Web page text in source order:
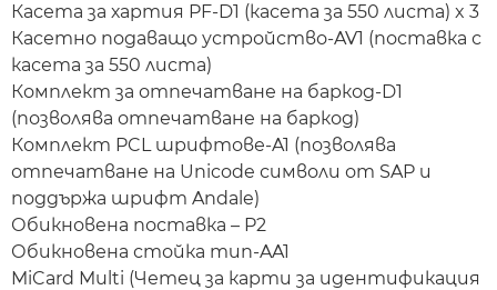
Касета за хартия PF-D1 (касета за 550 листа) x 3
Касетно подаващо устройство-AV1 (поставка с
касета за 550 листа)
Комплект за отпечатване на баркод-D1
(позволява отпечатване на баркод)
Комплект PCL шрифтове-A1 (позволява
отпечатване на Unicode символи от SAP и
поддържа шрифт Andale)
Обикновена поставка – P2
Обикновена стойка тип-AA1
MiCard Multi (Четец за карти за идентификация